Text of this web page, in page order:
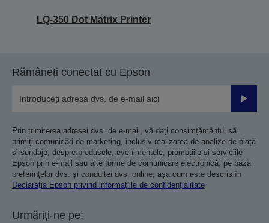
LQ-350 Dot Matrix Printer
Rămâneți conectat cu Epson
Prin trimiterea adresei dvs. de e-mail, vă dați consimțământul să
primiți comunicări de marketing, inclusiv realizarea de analize de piață
și sondaje, despre produsele, evenimentele, promoțiile și serviciile
Epson prin e-mail sau alte forme de comunicare electronică, pe baza
preferințelor dvs. și conduitei dvs. online, așa cum este descris în
Declarația Epson privind informațiile de confidențialitate
Urmăriți-ne pe: